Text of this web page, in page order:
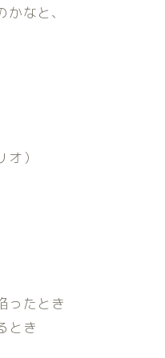
なと、
）
ったとき
とき